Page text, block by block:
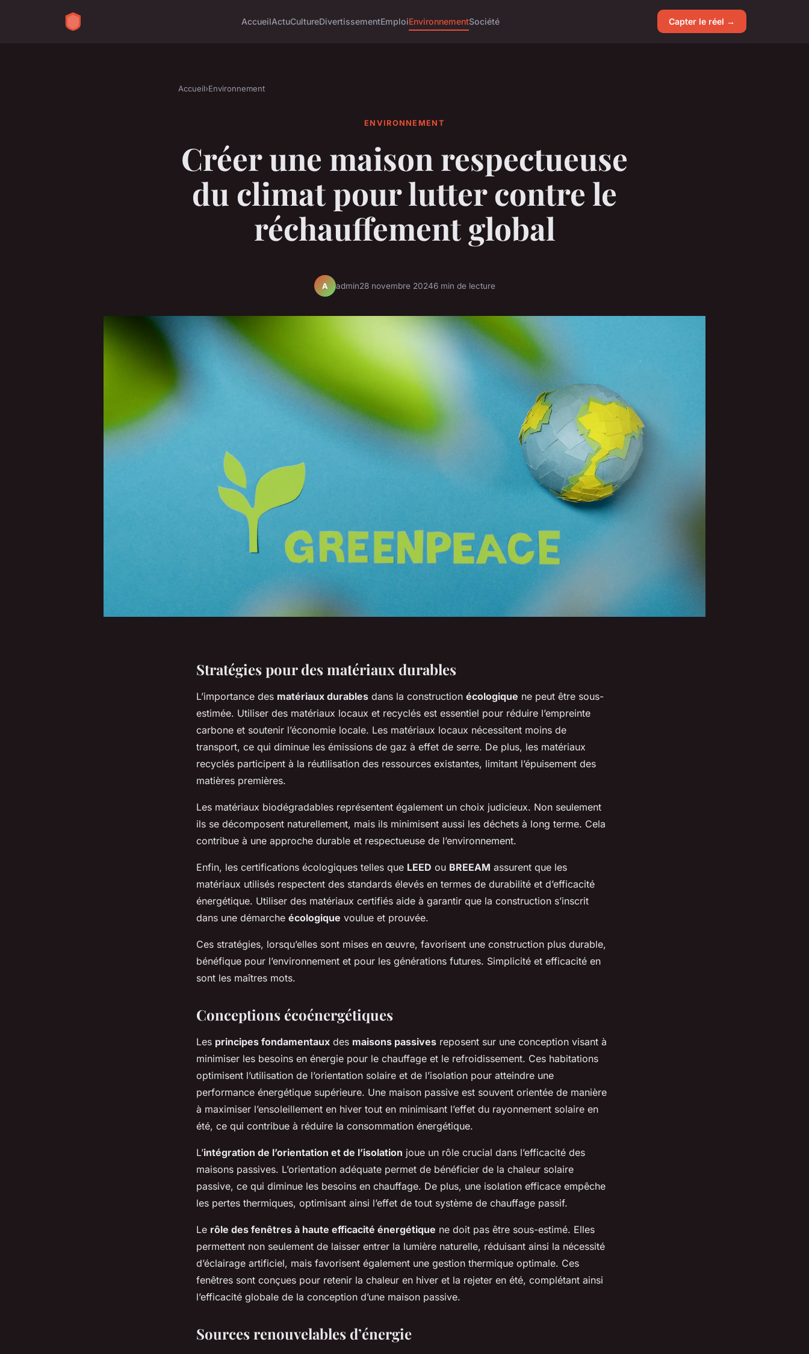
AccueilActuCultureDivertissementEmploiEnvironnementSociété Capter le réel →
Accueil›Environnement
ENVIRONNEMENT
Créer une maison respectueuse
du climat pour lutter contre le
réchauffement global
A admin28 novembre 20246 min de lecture
Stratégies pour des matériaux durables
L’importance des matériaux durables dans la construction écologique ne peut être sous-
estimée. Utiliser des matériaux locaux et recyclés est essentiel pour réduire l’empreinte
carbone et soutenir l’économie locale. Les matériaux locaux nécessitent moins de
transport, ce qui diminue les émissions de gaz à effet de serre. De plus, les matériaux
recyclés participent à la réutilisation des ressources existantes, limitant l’épuisement des
matières premières.
Les matériaux biodégradables représentent également un choix judicieux. Non seulement
ils se décomposent naturellement, mais ils minimisent aussi les déchets à long terme. Cela
contribue à une approche durable et respectueuse de l’environnement.
Enfin, les certifications écologiques telles que LEED ou BREEAM assurent que les
matériaux utilisés respectent des standards élevés en termes de durabilité et d’efficacité
énergétique. Utiliser des matériaux certifiés aide à garantir que la construction s’inscrit
dans une démarche écologique voulue et prouvée.
Ces stratégies, lorsqu’elles sont mises en œuvre, favorisent une construction plus durable,
bénéfique pour l’environnement et pour les générations futures. Simplicité et efficacité en
sont les maîtres mots.
Conceptions écoénergétiques
Les principes fondamentaux des maisons passives reposent sur une conception visant à
minimiser les besoins en énergie pour le chauffage et le refroidissement. Ces habitations
optimisent l’utilisation de l’orientation solaire et de l’isolation pour atteindre une
performance énergétique supérieure. Une maison passive est souvent orientée de manière
à maximiser l’ensoleillement en hiver tout en minimisant l’effet du rayonnement solaire en
été, ce qui contribue à réduire la consommation énergétique.
L’intégration de l’orientation et de l’isolation joue un rôle crucial dans l’efficacité des
maisons passives. L’orientation adéquate permet de bénéficier de la chaleur solaire
passive, ce qui diminue les besoins en chauffage. De plus, une isolation efficace empêche
les pertes thermiques, optimisant ainsi l’effet de tout système de chauffage passif.
Le rôle des fenêtres à haute efficacité énergétique ne doit pas être sous-estimé. Elles
permettent non seulement de laisser entrer la lumière naturelle, réduisant ainsi la nécessité
d’éclairage artificiel, mais favorisent également une gestion thermique optimale. Ces
fenêtres sont conçues pour retenir la chaleur en hiver et la rejeter en été, complétant ainsi
l’efficacité globale de la conception d’une maison passive.
Sources renouvelables d’énergie